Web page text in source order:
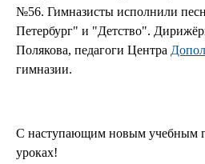
№56. Гимназисты исполнили
Петербург" и "Детство".
Полякова, педагоги Центра
гимназии.
С наступающим новым учебным
уроках!